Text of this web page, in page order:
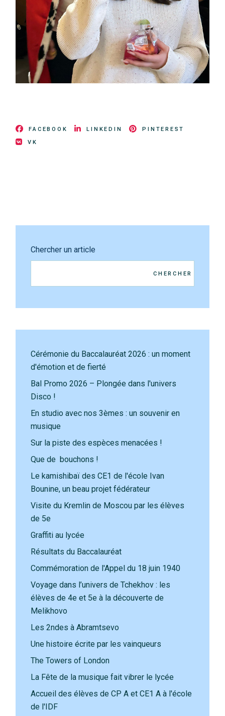
FACEBOOK LINKEDIN
PINTEREST
VK
Chercher un article
CHERCHER
Cérémonie du Baccalauréat 2026 : un moment
d'émotion et de fierté
Bal Promo 2026 – Plongée dans l'univers
Disco !
En studio avec nos 3èmes : un souvenir en
musique
Sur la piste des espèces menacées !
Que de bouchons !
Le kamishibaï des CE1 de l'école Ivan
Bounine, un beau projet fédérateur
Visite du Kremlin de Moscou par les élèves
de 5e
Graffiti au lycée
Résultats du Baccalauréat
Commémoration de l'Appel du 18 juin 1940
Voyage dans l’univers de Tchekhov : les
élèves de 4e et 5e à la découverte de
Melikhovo
Les 2ndes à Abramtsevo
Une histoire écrite par les vainqueurs
The Towers of London
La Fête de la musique fait vibrer le lycée
Accueil des élèves de CP A et CE1 A à l'école
de l'IDF